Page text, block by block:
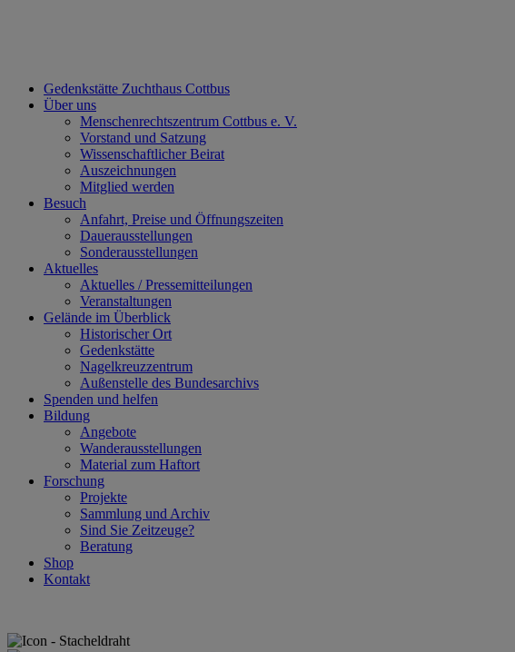
Gedenkstätte Zuchthaus Cottbus
Über uns
Menschenrechtszentrum Cottbus e. V.
Vorstand und Satzung
Wissenschaftlicher Beirat
Auszeichnungen
Mitglied werden
Besuch
Anfahrt, Preise und Öffnungszeiten
Dauerausstellungen
Sonderausstellungen
Aktuelles
Aktuelles / Pressemitteilungen
Veranstaltungen
Gelände im Überblick
Historischer Ort
Gedenkstätte
Nagelkreuzzentrum
Außenstelle des Bundesarchivs
Spenden und helfen
Bildung
Angebote
Wanderausstellungen
Material zum Haftort
Forschung
Projekte
Sammlung und Archiv
Sind Sie Zeitzeuge?
Beratung
Shop
Kontakt